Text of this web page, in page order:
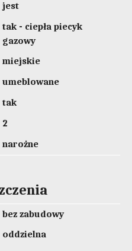
jest
tak - ciepła piecyk
gazowy
miejskie
umeblowane
tak
2
narożne
bez zabudowy
oddzielna